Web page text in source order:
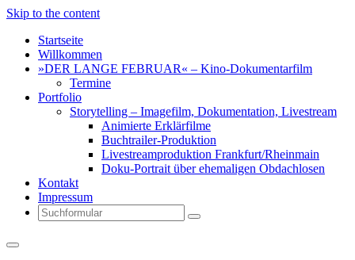
Skip to the content
Startseite
Willkommen
»DER LANGE FEBRUAR« – Kino-Dokumentarfilm
Termine
Portfolio
Storytelling – Imagefilm, Dokumentation, Livestream
Animierte Erklärfilme
Buchtrailer-Produktion
Livestreamproduktion Frankfurt/Rheinmain
Doku-Portrait über ehemaligen Obdachlosen
Kontakt
Impressum
Search